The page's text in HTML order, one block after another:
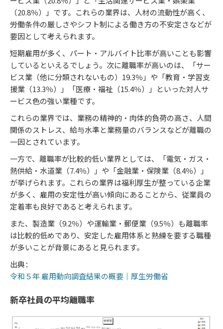
（20.8％）」です。これらの業界は、人材の流動性が高く、
労働条件の厳しさやシフト制による働き方の不安定さなどが
要因として考えられます。
短期雇用が多く、パート・アルバイト比率が高いことも影響
しているといえるでしょう。次に離職率が高いのは、「サー
ビス業（他に分類されないもの）19.3％」や「教育・学習支
援業（13.3％）」「医療・福祉（15.4％）」といった対人サ
ービス色の強い業種です。
これらの業界では、業務の精神的・肉体的負荷の高さ、人間
関係のストレス、給与水準と業務量のバランスなどが離職の
一因とされています。
一方で、離職率が比較的低い業界としては、「電気・ガス・
熱供給・水道業（7.4％）」や「金融業・保険業（8.4％）」
が挙げられます。これらの業界は福利厚生が整っている企業
が多く、雇用の安定性が高い傾向にあることから、従業員の
定着率も良好であると考えられます。
また、製造業（9.2％）や運輸業・郵便業（9.5％）も離職率
は比較的低めであり、安定した雇用体系と熟練を要する職種
が多いことが背景にあると見られます。
出典：
令和５年 雇用動向調査結果の概要｜厚生労働省
新卒社員の平均離職率